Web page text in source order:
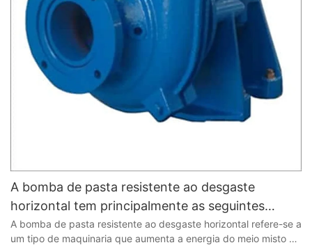
A bomba de pasta resistente ao desgaste
horizontal tem principalmente as seguintes
características de desempenho
A bomba de pasta resistente ao desgaste horizontal refere-se a
um tipo de maquinaria que aumenta a energia do meio misto de